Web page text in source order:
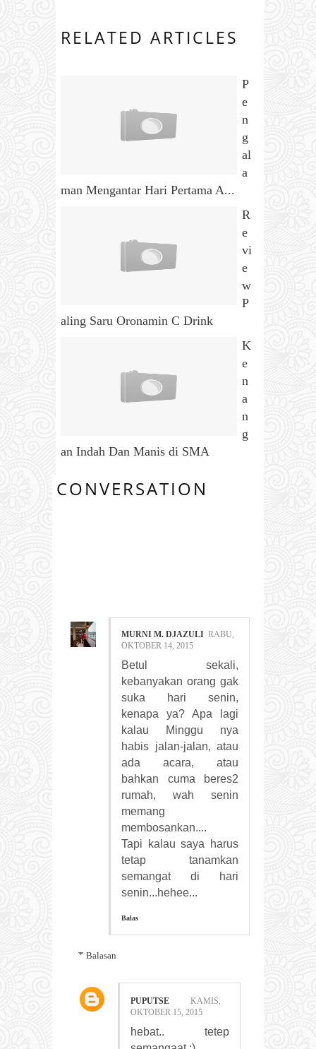
RELATED ARTICLES
P
e
n
g
al
a
man Mengantar Hari Pertama A...
R
e
vi
e
w
P
aling Saru Oronamin C Drink
K
e
n
a
n
g
an Indah Dan Manis di SMA
CONVERSATION
MURNI M. DJAZULI RABU,
OKTOBER 14, 2015
Betul sekali,
kebanyakan orang gak
suka hari senin,
kenapa ya? Apa lagi
kalau Minggu nya
habis jalan-jalan, atau
ada acara, atau
bahkan cuma beres2
rumah, wah senin
memang
membosankan....
Tapi kalau saya harus
tetap tanamkan
semangat di hari
senin...hehee...
Balas
Balasan
PUPUTSE
KAMIS,
OKTOBER 15, 2015
hebat.. tetep